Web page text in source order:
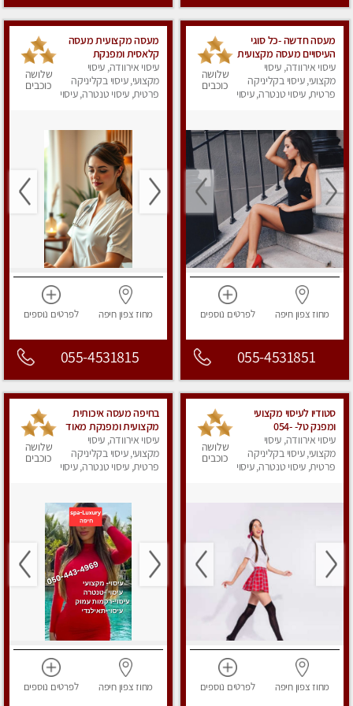
מעסה חדשה -כל סוגי
העיסויים מעסה מקצועית
ואיכותית פרטי!!!מומלץ
לחלוטין!!
עיסוי אירוודה, עיסוי
מקצועי, עיסוי בקליניקה
פרטית, עיסוי טנטרה, עיסוי
שלושה
כוכבים
מחוז צפוןחיפה לפרטים נוספים
055-4531851
מעסה מקצועית מעסה
קלאסית ומפנקת
להתקשר
עיסוי אירוודה, עיסוי
מקצועי, עיסוי בקליניקה
פרטית, עיסוי טנטרה, עיסוי
שלושה
כוכבים
מחוז צפוןחיפה לפרטים נוספים
055-4531815
סטודיו לעיסוי מקצועי
ומפנק טל- 054-
4840029
עיסוי אירוודה, עיסוי
מקצועי, עיסוי בקליניקה
פרטית, עיסוי טנטרה, עיסוי
שלושה
כוכבים
מחוז צפוןחיפה לפרטים נוספים
בחיפה מעסה איכותית
מקצועית ומפנקת מאוד
עיסוי אירוודה, עיסוי
מקצועי, עיסוי בקליניקה
פרטית, עיסוי טנטרה, עיסוי
שלושה
כוכבים
מחוז צפוןחיפה לפרטים נוספים